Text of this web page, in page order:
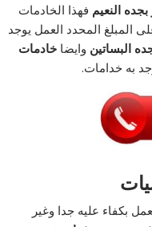
النعيم فهذا الخادمات
المبلغ المحدد العمل يوجد
البساتين وايضاخادمات
به خدامات.
بكفاء عليه جدا وغير